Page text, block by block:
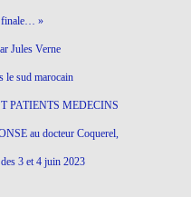
finale… »
Jules Verne
le sud marocain
PATIENTS MEDECINS
au docteur Coquerel,
3 et 4 juin 2023